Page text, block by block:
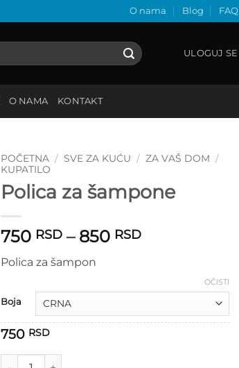
O nama Blog FAQ
ULOGUJ SE
O NAMA KONTAKT
POČETNA / SVE ZA KUĆU / ZA VAŠ DOM /
KUPATILO
Polica za šampone
750 RSD – 850 RSDRaspon
750 RSD
850 RSD
Polica za šampon
Boja
OČISTI
750 RSD
Polica za šampone količina